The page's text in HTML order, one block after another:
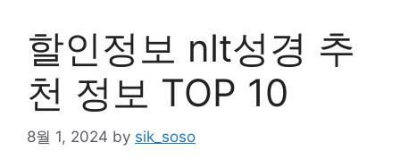
할인정보 nlt성경 추
천 정보 TOP 10
8월 1, 2024 by sik_soso